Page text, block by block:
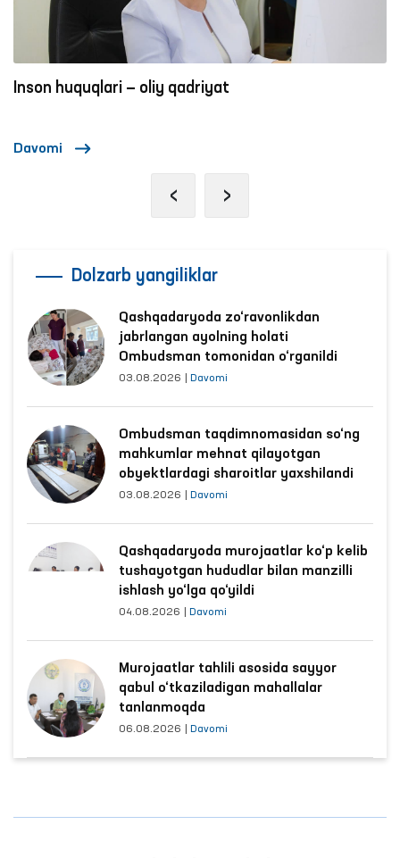
Inson huquqlari — oliy qadriyat
Davomi
‹ ›
Dolzarb yangiliklar
Qashqadaryoda zo‘ravonlikdan
jabrlangan ayolning holati
Ombudsman tomonidan o‘rganildi
03.08.2026 Davomi
Ombudsman taqdimnomasidan so‘ng
mahkumlar mehnat qilayotgan
obyektlardagi sharoitlar yaxshilandi
03.08.2026 Davomi
Qashqadaryoda murojaatlar ko‘p kelib
tushayotgan hududlar bilan manzilli
ishlash yo‘lga qo‘yildi
04.08.2026 Davomi
Murojaatlar tahlili asosida sayyor
qabul o‘tkaziladigan mahallalar
tanlanmoqda
06.08.2026 Davomi